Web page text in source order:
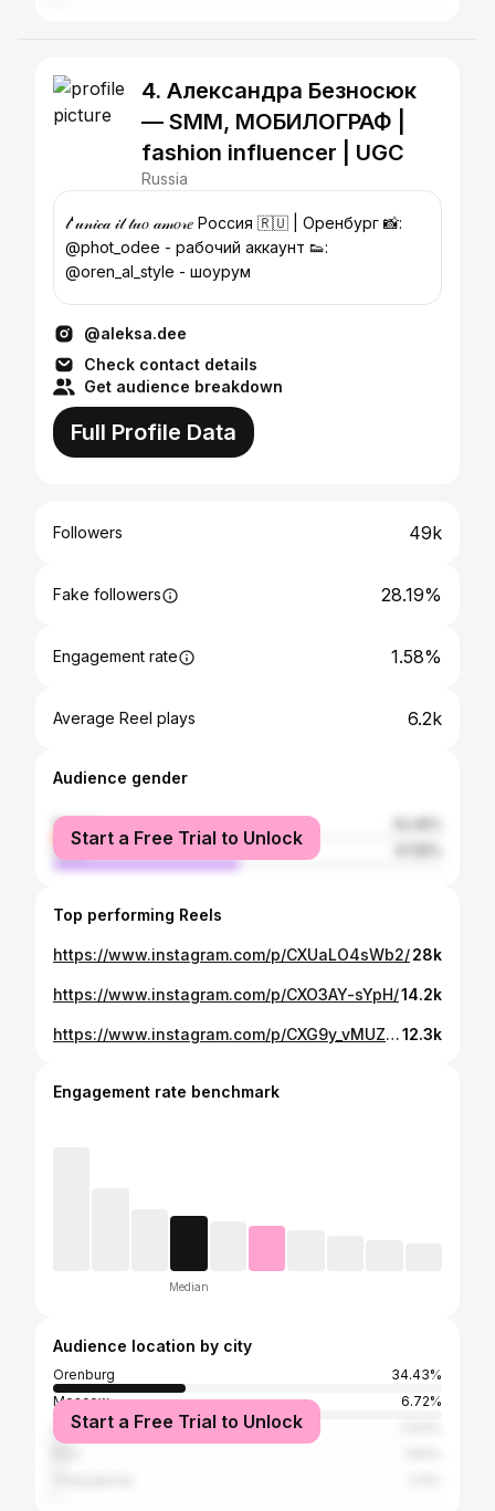
4. Александра Безносюк
— SMM, МОБИЛОГРАФ |
fashion influencer | UGC
Russia
𝓁'𝓊𝓃𝒾𝒸𝒶 𝒾𝓁 𝓉𝓊𝑜 𝒶𝓂𝑜𝓇𝑒 Россия 🇷🇺 | Оренбург 📸:
@phot_odee - рабочий аккаунт 👟:
@oren_al_style - шоурум
@aleksa.dee
Check contact details
Get audience breakdown
Full Profile Data
Followers 49k
Fake followers 28.19%
Engagement rate 1.58%
Average Reel plays 6.2k
Audience gender
female
male
Start a Free Trial to Unlock
Top performing Reels
https://www.instagram.com/p/CXUaLO4sWb2/28k
https://www.instagram.com/p/CXO3AY-sYpH/14.2k
https://www.instagram.com/p/CXG9y_vMUZG/12.3k
Engagement rate benchmark
Median
Audience location by city
Orenburg
34.43%
Moscow
6.72%
Saint Petersburg
Start a Free Trial to Unlock